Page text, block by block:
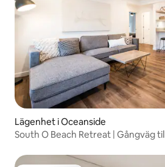
Lägenhet i Oceanside
South O Beach Retreat | Gångväg